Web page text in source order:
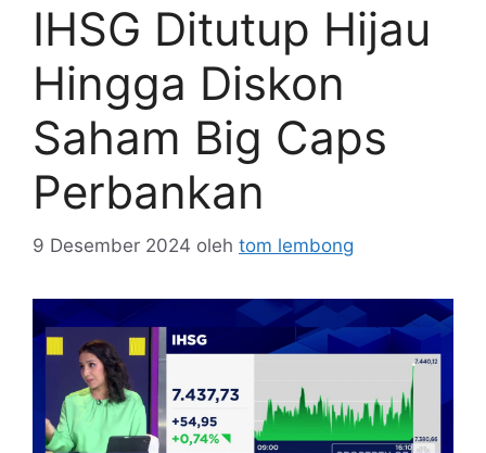
IHSG Ditutup Hijau
Hingga Diskon
Saham Big Caps
Perbankan
9 Desember 2024 oleh tom lembong